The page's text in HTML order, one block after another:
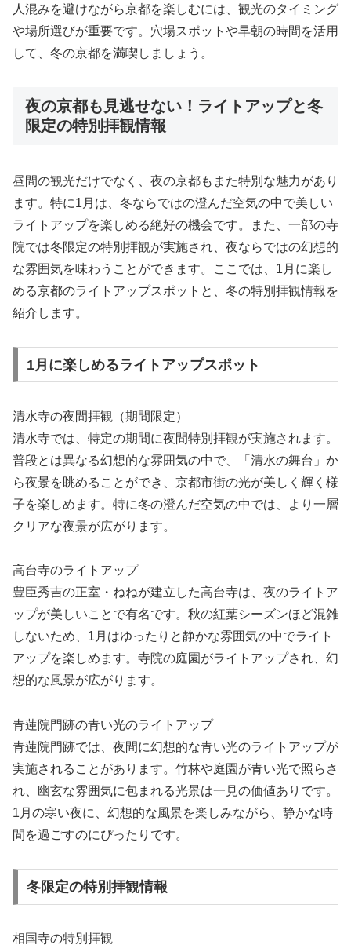
人混みを避けながら京都を楽しむには、観光のタイミング
や場所選びが重要です。穴場スポットや早朝の時間を活用
して、冬の京都を満喫しましょう。
夜の京都も見逃せない！ライトアップと冬
限定の特別拝観情報
昼間の観光だけでなく、夜の京都もまた特別な魅力があり
ます。特に1月は、冬ならではの澄んだ空気の中で美しい
ライトアップを楽しめる絶好の機会です。また、一部の寺
院では冬限定の特別拝観が実施され、夜ならではの幻想的
な雰囲気を味わうことができます。ここでは、1月に楽し
める京都のライトアップスポットと、冬の特別拝観情報を
紹介します。
1月に楽しめるライトアップスポット
清水寺の夜間拝観（期間限定）
清水寺では、特定の期間に夜間特別拝観が実施されます。
普段とは異なる幻想的な雰囲気の中で、「清水の舞台」か
ら夜景を眺めることができ、京都市街の光が美しく輝く様
子を楽しめます。特に冬の澄んだ空気の中では、より一層
クリアな夜景が広がります。
高台寺のライトアップ
豊臣秀吉の正室・ねねが建立した高台寺は、夜のライトア
ップが美しいことで有名です。秋の紅葉シーズンほど混雑
しないため、1月はゆったりと静かな雰囲気の中でライト
アップを楽しめます。寺院の庭園がライトアップされ、幻
想的な風景が広がります。
青蓮院門跡の青い光のライトアップ
青蓮院門跡では、夜間に幻想的な青い光のライトアップが
実施されることがあります。竹林や庭園が青い光で照らさ
れ、幽玄な雰囲気に包まれる光景は一見の価値ありです。
1月の寒い夜に、幻想的な風景を楽しみながら、静かな時
間を過ごすのにぴったりです。
冬限定の特別拝観情報
相国寺の特別拝観